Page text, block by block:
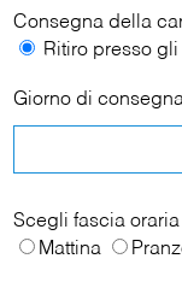
Consegna della
Ritiro presso
Giorno di
Scegli fascia
Mattina